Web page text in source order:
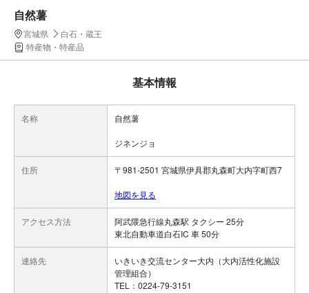
自然薯
宮城県
白石・蔵王
特産物・特産品
基本情報
名称 自然薯
ジネンジョ
住所 〒981-2501 宮城県伊具郡丸森町大内字町西7
地図を見る
アクセス方法
阿武隈急行線丸森駅 タクシー 25分
東北自動車道白石IC 車 50分
連絡先
いきいき交流センター大内（大内活性化施設
管理組合）
TEL：0224-79-3151